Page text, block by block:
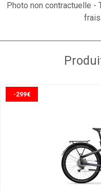
Photo non contractuelle -
-299€